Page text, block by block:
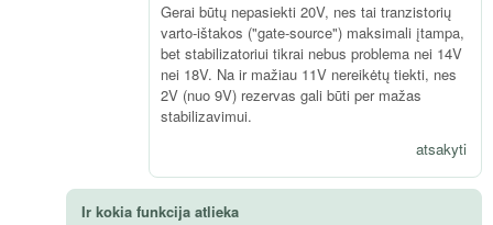
Gerai būtų nepasiekti 20V, nes tai tranzistorių
varto-ištakos ("gate-source") maksimali įtampa,
bet stabilizatoriui tikrai nebus problema nei 14V
nei 18V. Na ir mažiau 11V nereikėtų tiekti, nes
2V (nuo 9V) rezervas gali būti per mažas
stabilizavimui.
atsakyti
Ir kokia funkcija atlieka